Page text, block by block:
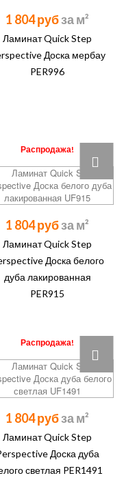
1 804 руб
Ламинат Quick Step
Доска мербау
PER996
Распродажа!
1 804 руб
Ламинат Quick Step
Доска белого
дуба лакированная
PER915
Распродажа!
1 804 руб
Ламинат Quick Step
Доска дуба
светлая PER1491